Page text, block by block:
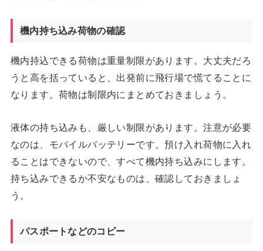
機内持ち込み荷物の確認
機内持込できる荷物は重量制限があります。大丈夫だろ
うと高を括っていると、出発前に飛行場で慌てることに
なります。荷物は制限内にまとめておきましょう。
液体の持ち込みも、厳しい制限があります。注意が必要
なのは、モバイルバッテリーです。預け入れ荷物に入れ
ることはできないので、すべて機内持ち込みにします。
持ち込みできるか不安なものは、確認しておきましょ
う。
パスポートなどのコピー